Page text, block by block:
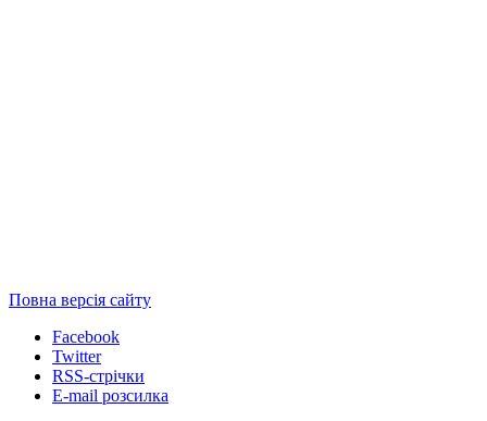
Повна версія сайту
Facebook
Twitter
RSS-стрічки
E-mail розсилка